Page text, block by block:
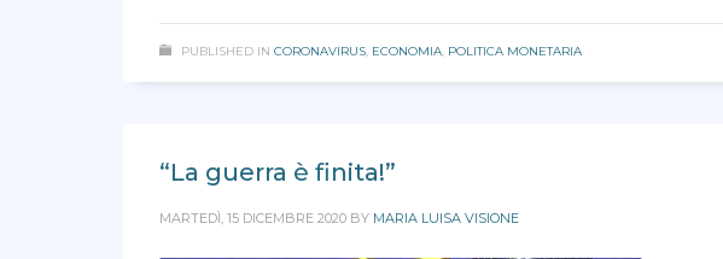
PUBLISHED IN CORONAVIRUS, ECONOMIA, POLITICA MONETARIA
“La guerra è finita!”
MARTEDÌ, 15 DICEMBRE 2020 BY MARIA LUISA VISIONE